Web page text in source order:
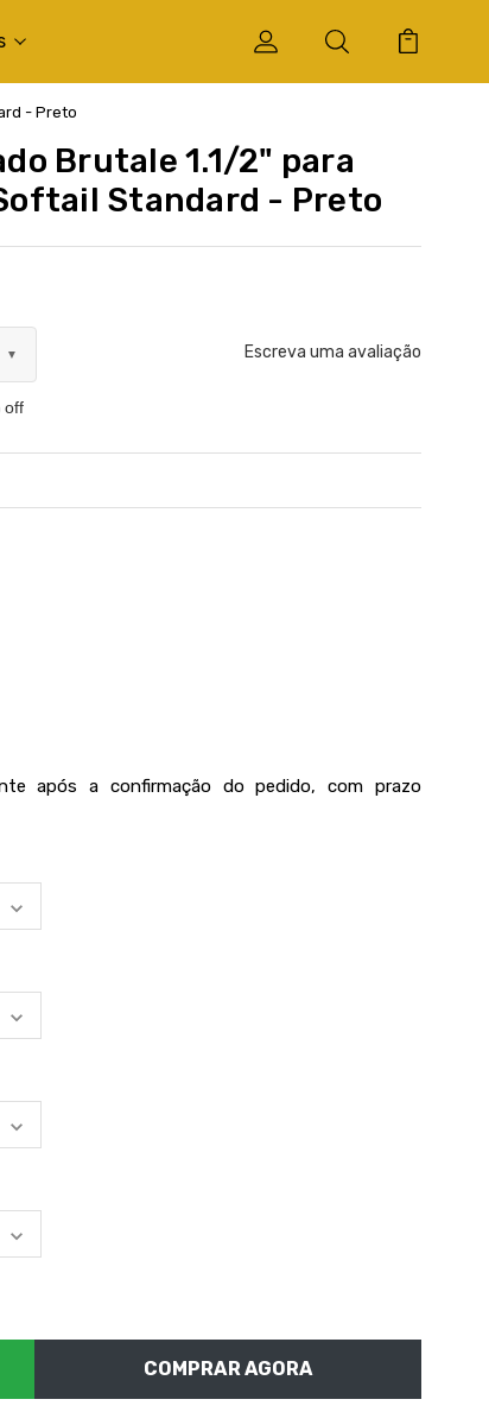
- Preto
Brutale 1.1/2" para
Standard - Preto
▼
off
Escreva uma avaliação
após a confirmação do pedido, com prazo
COMPRAR AGORA